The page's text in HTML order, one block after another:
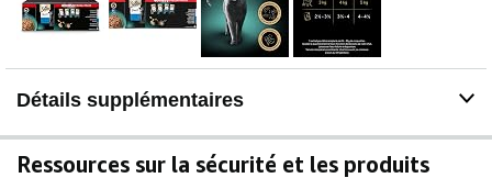
Détails supplémentaires
Ressources sur la sécurité et les produits